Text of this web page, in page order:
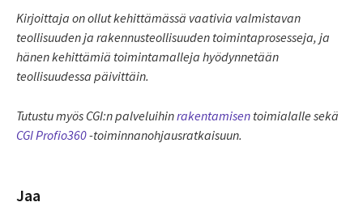
Kirjoittaja on ollut kehittämässä vaativia valmistavan
teollisuuden ja rakennusteollisuuden toimintaprosesseja, ja
hänen kehittämiä toimintamalleja hyödynnetään
teollisuudessa päivittäin.
Tutustu myös CGI:n palveluihinrakentamisen toimialalle sekä
CGI Profio360-toiminnanohjausratkaisuun.
Jaa